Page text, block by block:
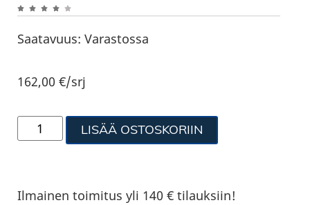
Saatavuus: Varastossa
162,00€/srj
LISÄÄ OSTOSKORIIN
Ilmainen toimitus yli 140 € tilauksiin!